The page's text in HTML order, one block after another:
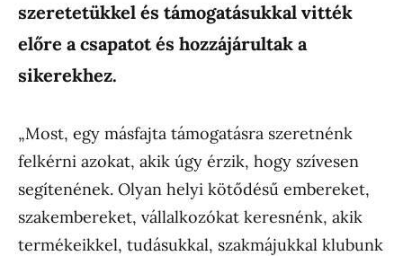
szeretetükkel és támogatásukkal vitték
előre a csapatot és hozzájárultak a
sikerekhez.
„Most, egy másfajta támogatásra szeretnénk
felkérni azokat, akik úgy érzik, hogy szívesen
segítenének. Olyan helyi kötődésű embereket,
szakembereket, vállalkozókat keresnénk, akik
termékeikkel, tudásukkal, szakmájukkal klubunk